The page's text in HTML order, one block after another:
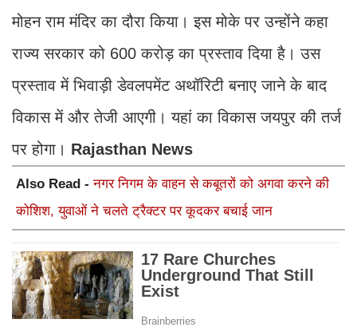
मोहन राम मंदिर का दौरा किया। इस मोके पर उन्होंने कहा
राज्य सरकार को 600 करोड़ का प्रस्ताव दिया है। उस
प्रस्ताव में भिवाड़ी डेवलपमेंट अथॉरिटी बनाए जाने के बाद
विकास में और तेजी आएगी। यहां का विकास जयपुर की तर्ज
पर होगा। Rajasthan News
Also Read -नगर निगम के वाहन से कबूतरों को अगवा करने की
कोशिश, युवाओं ने चलते ट्रैक्टर पर कूदकर बचाई जान